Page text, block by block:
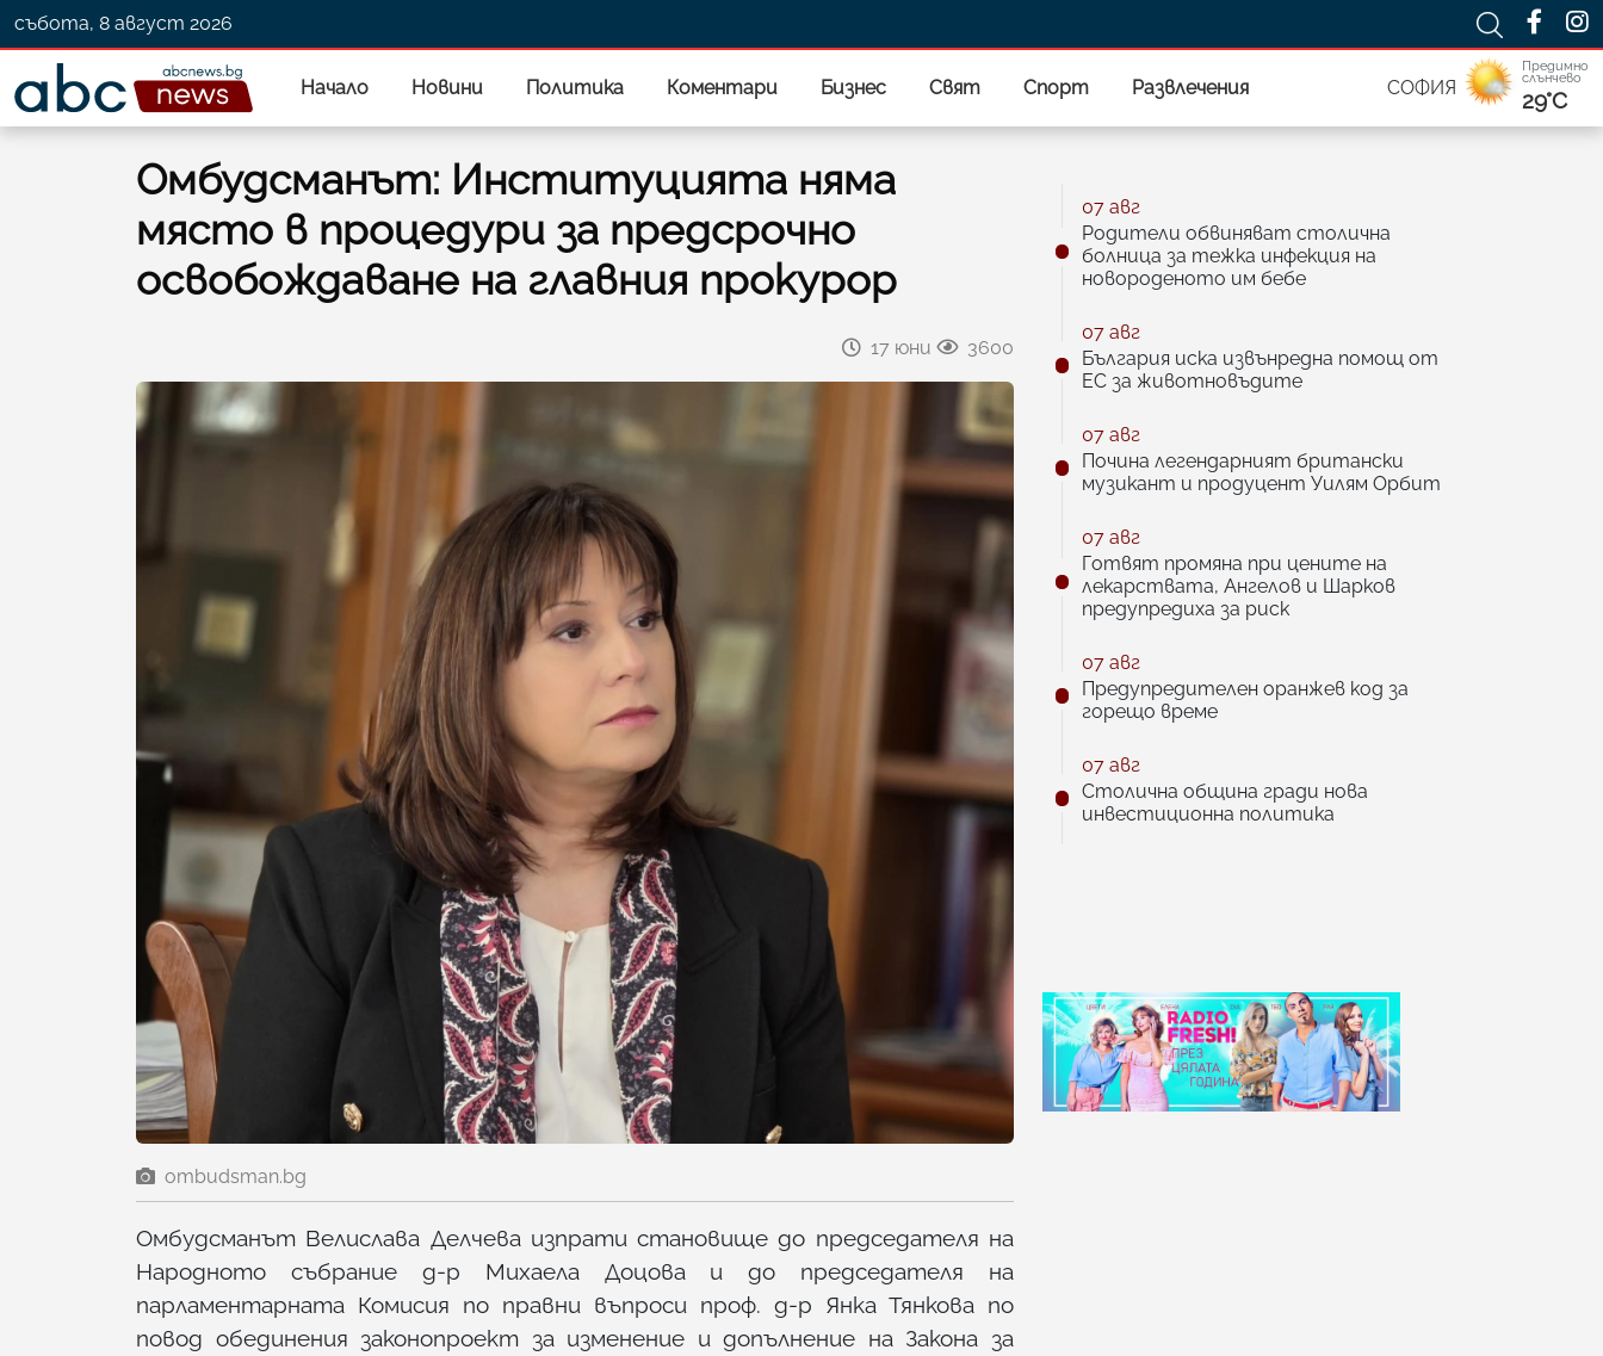
събота, 8 август 2026
Начало Новини Политика Коментари Бизнес Свят Спорт Развлечения СОФИЯ
Предимно
слънчево
29°C
Омбудсманът: Институцията няма
място в процедури за предсрочно
освобождаване на главния прокурор
17 юни 3600
ombudsman.bg
Омбудсманът Велислава Делчева изпрати становище до председателя на
Народното събрание д-р Михаела Доцова и до председателя на
парламентарната Комисия по правни въпроси проф. д-р Янка Тянкова по
повод обединения законопроект за изменение и допълнение на Закона за
07 авг
Родители обвиняват столична
болница за тежка инфекция на
новороденото им бебе
07 авг
България иска извънредна помощ от
ЕС за животновъдите
07 авг
Почина легендарният британски
музикант и продуцент Уилям Орбит
07 авг
Готвят промяна при цените на
лекарствата, Ангелов и Шарков
предупредиха за риск
07 авг
Предупредителен оранжев код за
горещо време
07 авг
Столична община гради нова
инвестиционна политика